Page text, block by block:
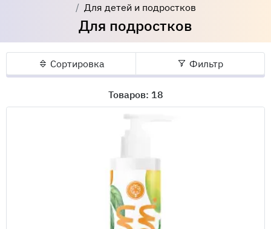
Для детей и подростков
Для подростков
Сортировка Фильтр
Товаров: 18